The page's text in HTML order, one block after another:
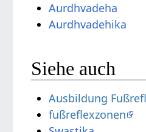
Aurdhvadeha
Aurdhvadehika
Siehe auch
Ausbildung
fußreflexzonen